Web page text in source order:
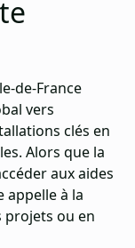
de-France
vers
clés en
Alors que la
aux aides
appelle à la
ou en